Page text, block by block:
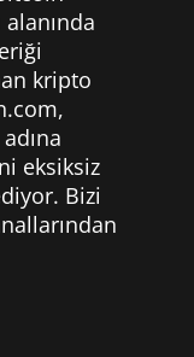
kripto
eksiksiz
Bizi